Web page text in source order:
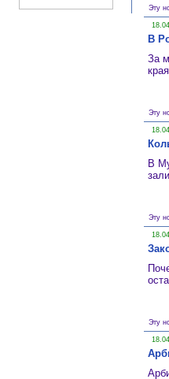
Эту
В
За
Эту
В
Эту
Эту